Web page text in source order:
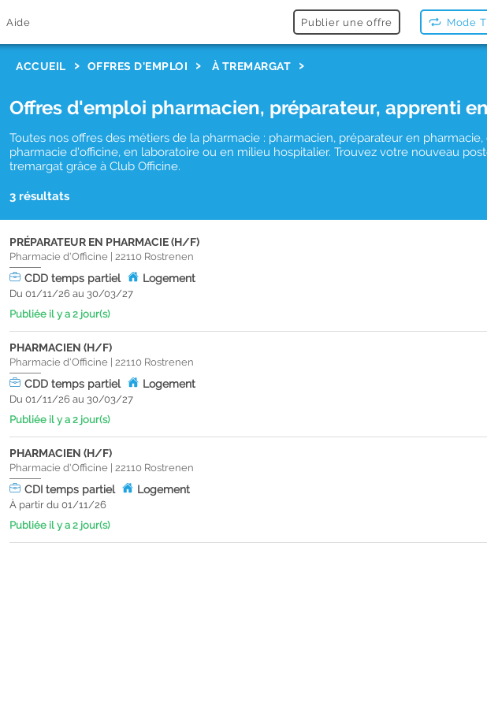
Aide Publier une offre Mode
ACCUEIL OFFRES D'EMPLOI À TREMARGAT
Offres d'emploi pharmacien, préparateur, apprenti
Toutes nos offres des métiers de la pharmacie : pharmacien, préparateur en
pharmacie d'officine, en laboratoire ou en milieu hospitalier. Trouvez votre nouveau
tremargat grâce à Club Officine.
3 résultats
PRÉPARATEUR EN PHARMACIE (H/F)
Pharmacie d'Officine |22110 Rostrenen
CDDtemps partiel Logement
Du 01/11/26 au 30/03/27
Publiée il y a 2 jour(s)
PHARMACIEN (H/F)
Pharmacie d'Officine |22110 Rostrenen
CDDtemps partiel Logement
Du 01/11/26 au 30/03/27
Publiée il y a 2 jour(s)
PHARMACIEN (H/F)
Pharmacie d'Officine |22110 Rostrenen
CDItemps partiel Logement
À partir du 01/11/26
Publiée il y a 2 jour(s)